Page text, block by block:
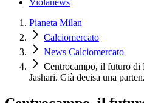
Violanews
Pianeta Milan
Calciomercato
News Calciomercato
Centrocampo, il futuro
Jashari. Già decisa una